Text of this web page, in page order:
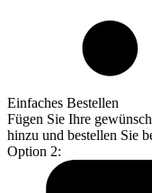
Einfaches Bestellen
Fügen Sie Ihre
hinzu und bestellen Sie
Option 2: